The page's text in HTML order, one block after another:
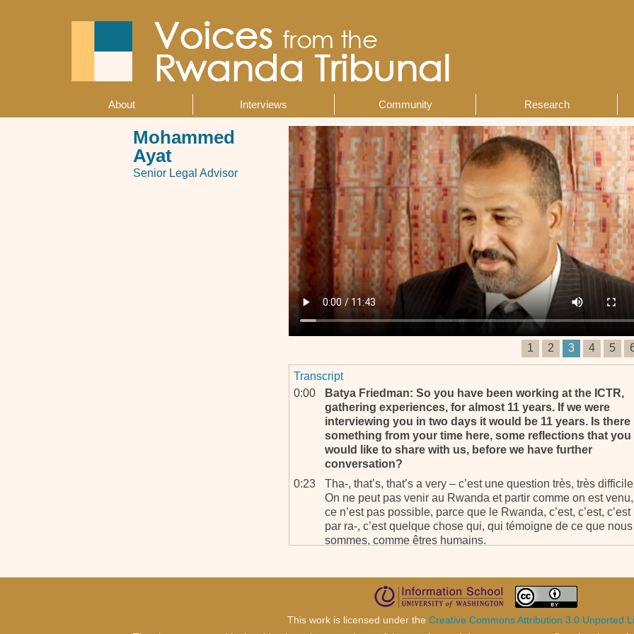
About Interviews Community Research
Mohammed
Ayat
Senior Legal Advisor
1 2 3 4 5
Transcript
0:00
Batya Friedman: So you have been working at the ICTR,
gathering experiences, for almost 11 years. If we were
interviewing you in two days it would be 11 years. Is there
something from your time here, some reflections that you
would like to share with us, before we have further
conversation?
0:23
Tha-, that’s, that’s a very – c’est une question très, très
On ne peut pas venir au Rwanda et partir comme on est venu,
ce n’est pas possible, parce que le Rwanda, c’est, c’est, c’est
par ra-, c’est quelque chose qui, qui témoigne de ce que nous
sommes, comme êtres humains.
certain contexte, dans, en fonction du contexte, peuvent être
extraordinaires de grandeur et ils peuvent aussi faire des
choses horribles. Et je crois que c’est une, c’est une leçon
très profonde. Ce n’est pas quelque chose de superficiel, et
This work is licensed under the Creative Commons Attribution 3.0 Unported